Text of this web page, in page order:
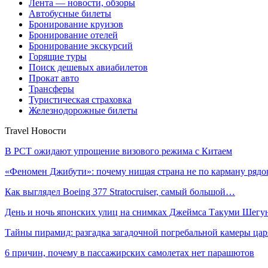
Лента — новости, обзоры
Автобусные билеты
Бронирование круизов
Бронирование отелей
Бронирование экскурсий
Горящие туры
Поиск дешевых авиабилетов
Прокат авто
Трансферы
Туристическая страховка
Железнодорожные билеты
Travel Новости
В РСТ ожидают упрощение визового режима с Китаем
«Феномен Джибути»: почему нищая страна не по карману
Как выглядел Boeing 377 Stratocruiser, самый большой…
День и ночь японских улиц на снимках Джеймса Такуми
Тайны пирамид: разгадка загадочной погребальной камеры
6 причин, почему в пассажирских самолетах нет парашютов